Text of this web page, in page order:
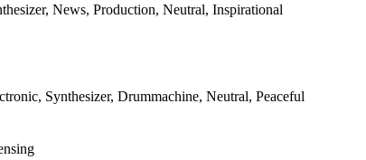
News, Production, Neutral, Inspirational
Synthesizer, Drummachine, Neutral, Peaceful